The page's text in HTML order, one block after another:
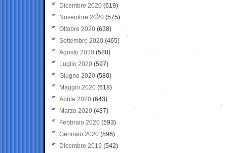
Dicembre 2020 (619)
Novembre 2020 (575)
Ottobre 2020 (638)
Settembre 2020(465)
Agosto 2020 (588)
Luglio 2020 (597)
Giugno 2020 (580)
Maggio 2020 (618)
Aprile 2020 (643)
Marzo 2020 (437)
Febbraio 2020 (593)
Gennaio 2020 (596)
Dicembre 2019 (542)